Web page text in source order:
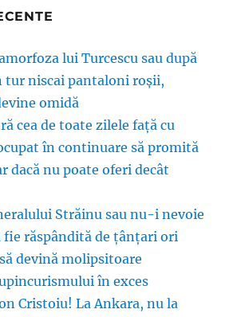
lui Turcescu sau după
tur niscai pantaloni roșii,
omidă
cea de toate zilele față cu
în continuare să promită
dacă nu poate oferi decât
Străinu sau nu-i nevoie
fie răspândită de țânțari ori
devină molipsitoare
în exces
Cristoiu! La Ankara, nu la